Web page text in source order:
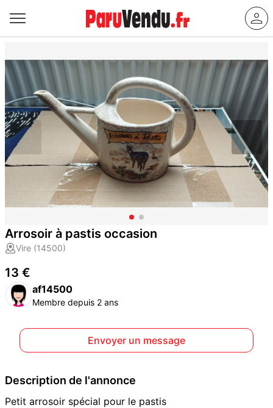
Arrosoir à pastis occasion
Vire (14500)
13 €
af14500
Membre depuis 2 ans
Envoyer un message
Description de l'annonce
Petit arrosoir spécial pour le pastis